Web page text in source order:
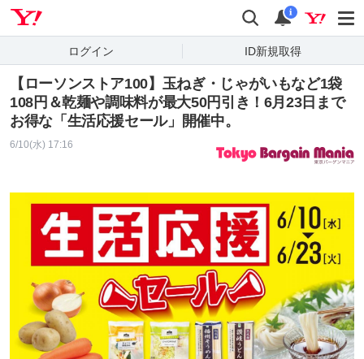
検索 通知
i
ログイン ID新規取得
【ローソンストア100】玉ねぎ・じゃがいもなど1袋
108円＆乾麺や調味料が最大50円引き！6月23日まで
お得な「生活応援セール」開催中。
6/10(水) 17:16